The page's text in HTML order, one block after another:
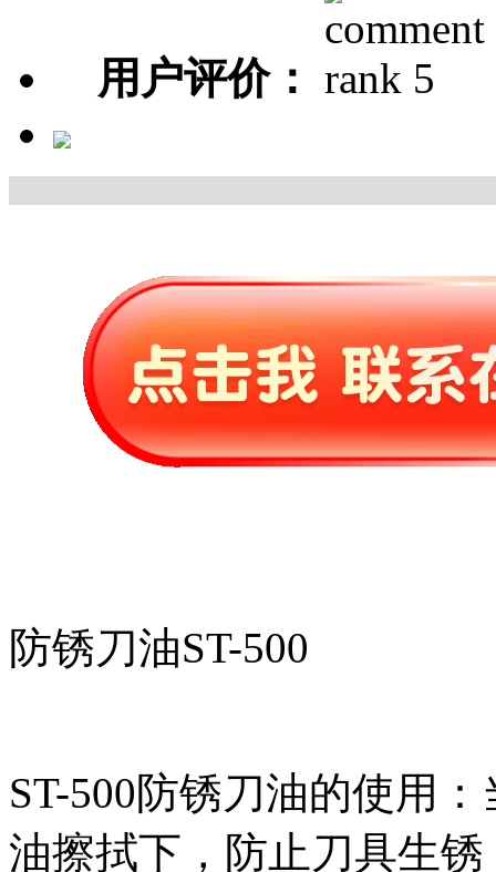
用户评价：
防锈刀油ST-500
ST-500防锈刀油的使用
油擦拭下，防止刀具生锈